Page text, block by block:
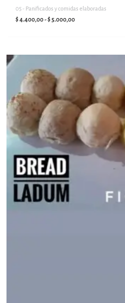
05 - Panificados y comidas elaboradas
$4.400,00-$5.000,00